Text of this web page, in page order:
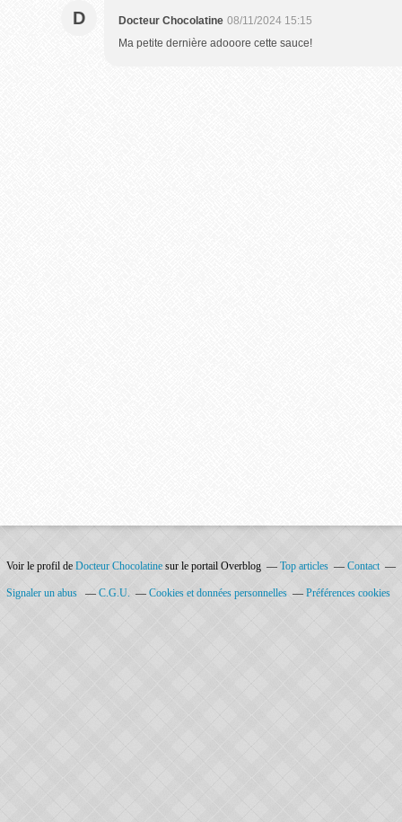
D Docteur Chocolatine 08/11/2024 15:15
Ma petite dernière adooore cette sauce!
Voir le profil de Docteur Chocolatine sur le portail Overblog Top articles Contact
Signaler un abus C.G.U. Cookies et données personnelles Préférences cookies